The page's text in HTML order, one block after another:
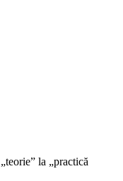
la „practică